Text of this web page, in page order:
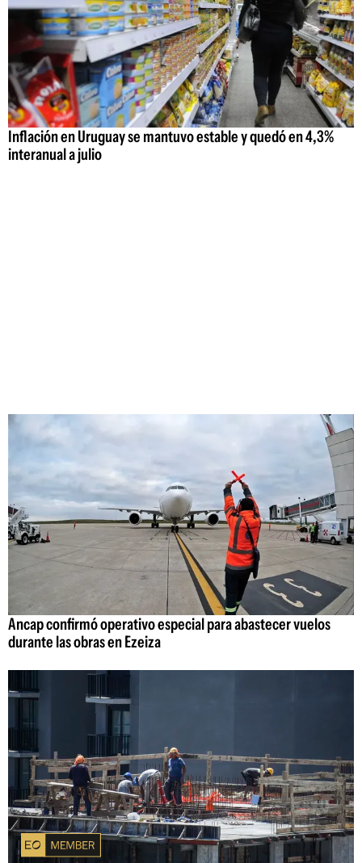
Inflación en Uruguay se mantuvo estable y quedó en 4,3%
interanual a julio
Ancap confirmó operativo especial para abastecer vuelos
durante las obras en Ezeiza